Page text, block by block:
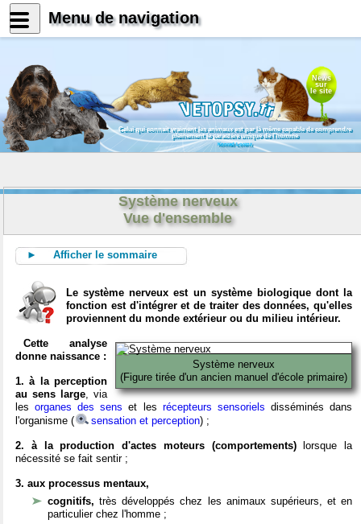
News
sur
le site
Celui qui connait vraiment les animaux est par là même capable de comprendre
pleinement le caractère unique de l'homme
Konrad Lorenz
Système nerveux
Vue d'ensemble
► Afficher le sommaire
Le système nerveux est un système biologique dont la
fonction est d'intégrer et de traiter des données, qu'elles
proviennent du monde extérieur ou du milieu intérieur.
Système nerveux
(Figure tirée d'un ancien manuel d'école primaire)
Cette analyse
donne naissance :
1. à la perception
au sens large, via
lesorganes des sens et les récepteurs sensoriels disséminés dans
l'organisme (
sensation et perception) ;
2. à la production d'actes moteurs (comportements)lorsque la
nécessité se fait sentir ;
3. aux processus mentaux,
cognitifs,très développés chez les animaux supérieurs, et en
particulier chez l'homme ;
Menu de navigation